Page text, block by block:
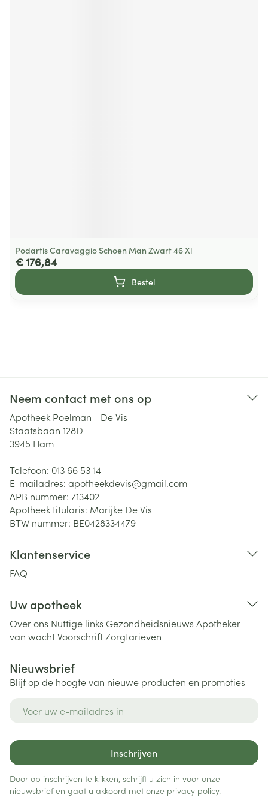
Podartis Caravaggio Schoen Man Zwart 46 Xl
€ 176,84
Bestel
Neem contact met ons op
Apotheek Poelman - De Vis
Staatsbaan 128D
3945 Ham
Telefoon: 013 66 53 14
E-mailadres: apotheekdevis@gmail.com
APB nummer: 713402
Apotheek titularis: Marijke De Vis
BTW nummer: BE0428334479
Klantenservice
FAQ
Uw apotheek
Over ons Nuttige links Gezondheidsnieuws Apotheker
van wachtVoorschriftZorgtarieven
Nieuwsbrief
Blijf op de hoogte van nieuwe producten en promoties
Inschrijven
Door op inschrijven te klikken, schrijft u zich in voor onze
nieuwsbrief en gaat u akkoord met onze privacy policy.